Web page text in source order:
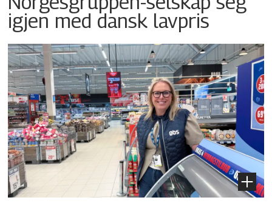
igjen med dansk lavpris